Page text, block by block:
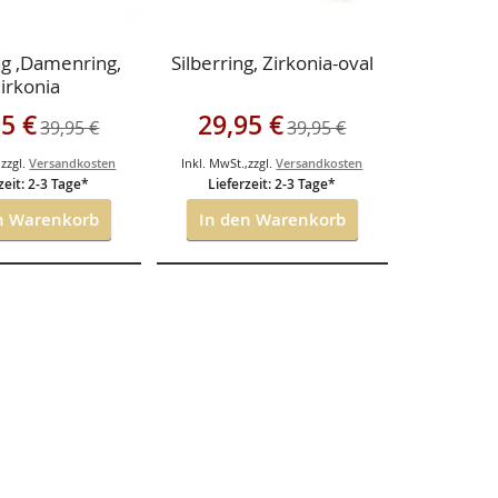
,Damenring,
€39,95 €
zzgl.Versandkosten
2-3 Tage*
Warenkorb
Silberring, Zirkonia-oval
Sonderangebot
29,95 €39,95 €
Inkl. MwSt.,zzgl.Versandkosten
Lieferzeit: 2-3 Tage*
In den Warenkorb